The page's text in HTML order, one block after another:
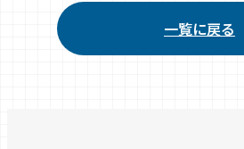
一覧に戻る